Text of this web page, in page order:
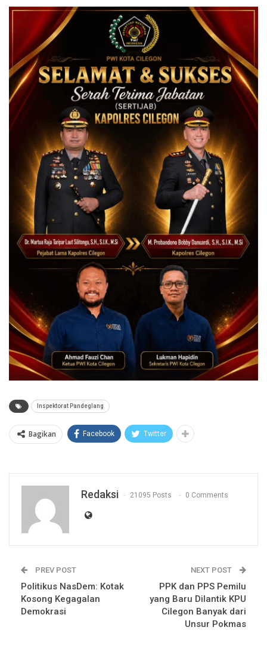
Inspektorat Pandeglang
Bagikan Facebook Twitter
Redaksi 21095 Posts 0 Comments
PREV POST
Politikus NasDem: Kotak
Kosong Kegagalan
Demokrasi
NEXT POST
PPK dan PPS Pemilu
yang Baru Dilantik KPU
Cilegon Banyak dari
Unsur Pokmas